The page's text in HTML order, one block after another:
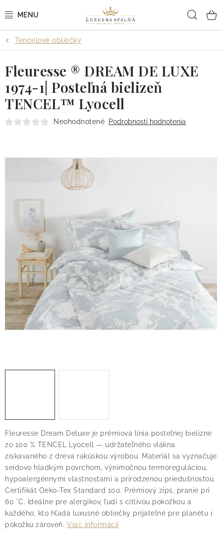
na
POSTEĽNÉ OBLIEČKY
POSTEĽNÉ PLACHTY
PREHOZY A PAPLÓNY
VANKÚŠE A OBLIEČKY
KÚPEĽŇA + WELLNESS
Blog Doprava
Kontakt
Obchodné podmienky
Podmienky ochrany osobných údajov
Reklamačný poriadok
Vrátenie tovaru
Tencelové obliečky
Fleuresse Dream Deluxe je prémiová línia posteľnej bielizne
zo 100 % TENCEL Lyocell — udržateľného vlákna
získavaného z dreva rakúskou výrobou. Materiál sa vyznačuje
seidovo hladkým povrchom, výnimočnou termoreguláciou,
hypoalergénnymi vlastnosťami a prirodzenou priedušnosťou.
Certifikát Oeko-Tex Standard 100. Prémiový zips, pranie pri
60 °C. Ideálne pre alergikov, ľudí s citlivou pokožkou a
každého, kto hľadá luxusné obliečky prijateľné pre planétu i
pokožku zároveň. Viac informácií
Fleuresse ® DREAM DE LUXE
1974-1| Posteľná bielizeň
TENCEL™ Lyocell
Neohodnotené Podrobnosti hodnotenia